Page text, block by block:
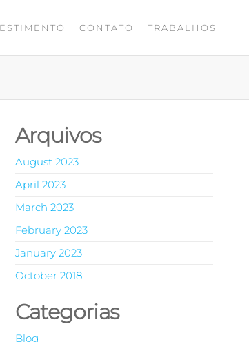
CONTATO TRABALHOS
Arquivos
August 2023
April 2023
March 2023
February 2023
January 2023
October 2018
Categorias
Blog